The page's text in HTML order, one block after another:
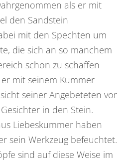
als er mit
den Sandstein
mit den Spechten um
die sich an so manchem
schon zu schaffen
mit seinem Kummer
seiner Angebeteten vor
in den Stein.
Liebeskummer haben
sein Werkzeug befeuchtet.
sind auf diese Weise im